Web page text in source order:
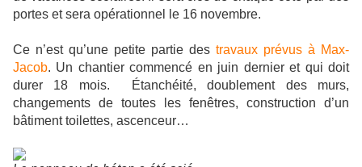
portes et sera opérationnel le 16 novembre.
Ce n’est qu’une petite partie des travaux prévus à Max-
Jacob. Un chantier commencé en juin dernier et qui doit
durer 18 mois.
Étanchéité, doublement des murs,
changements de toutes les fenêtres, construction d’un
bâtiment toilettes, ascenceur…